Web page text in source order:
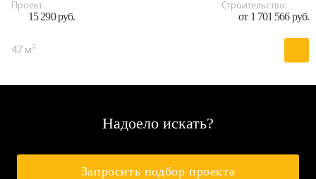
Проект
15 290 руб.
Строительство:
от 1 701 566 руб.
47 м²
Надоело искать?
Запросить подбор проекта